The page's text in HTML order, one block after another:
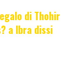
di Thohir
a Ibra dissi